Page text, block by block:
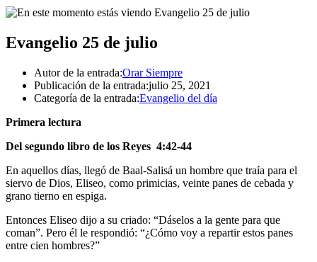
Evangelio 25 de julio
Autor de la entrada:Orar Siempre
Publicación de la entrada:julio 25, 2021
Categoría de la entrada:Evangelio del día
Primera lectura
Del segundo libro de los Reyes 4:42-44
En aquellos días, llegó de Baal-Salisá un hombre que traía para el
siervo de Dios, Eliseo, como primicias, veinte panes de cebada y
grano tierno en espiga.
Entonces Eliseo dijo a su criado: “Dáselos a la gente para que
coman”. Pero él le respondió: “¿Cómo voy a repartir estos panes
entre cien hombres?”